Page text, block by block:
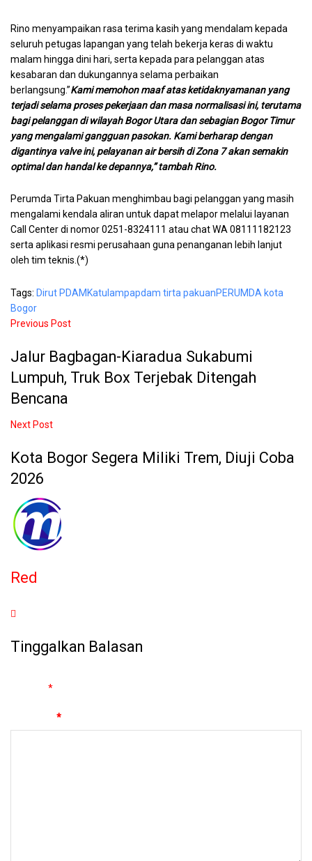
Rino menyampaikan rasa terima kasih yang mendalam kepada
seluruh petugas lapangan yang telah bekerja keras di waktu
malam hingga dini hari, serta kepada para pelanggan atas
kesabaran dan dukungannya selama perbaikan
berlangsung.”Kami memohon maaf atas ketidaknyamanan yang
terjadi selama proses pekerjaan dan masa normalisasi ini, terutama
bagi pelanggan di wilayah Bogor Utara dan sebagian Bogor Timur
yang mengalami gangguan pasokan. Kami berharap dengan
digantinya valve ini, pelayanan air bersih di Zona 7 akan semakin
optimal dan handal ke depannya,” tambah Rino.
Perumda Tirta Pakuan menghimbau bagi pelanggan yang masih
mengalami kendala aliran untuk dapat melapor melalui layanan
Call Center di nomor 0251-8324111 atau chat WA 08111182123
serta aplikasi resmi perusahaan guna penanganan lebih lanjut
oleh tim teknis.(*)
Tags: Dirut PDAM Katulampapdam tirta pakuanPERUMDA kota
Bogor
Previous Post
Jalur Bagbagan-Kiaradua Sukabumi
Lumpuh, Truk Box Terjebak Ditengah
Bencana
Next Post
Kota Bogor Segera Miliki Trem, Diuji Coba
2026
Red
Tinggalkan Balasan
*
*